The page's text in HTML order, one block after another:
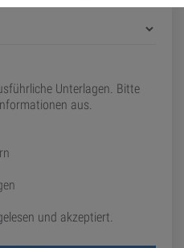
Unterlagen. Bitte
aus.
und akzeptiert.